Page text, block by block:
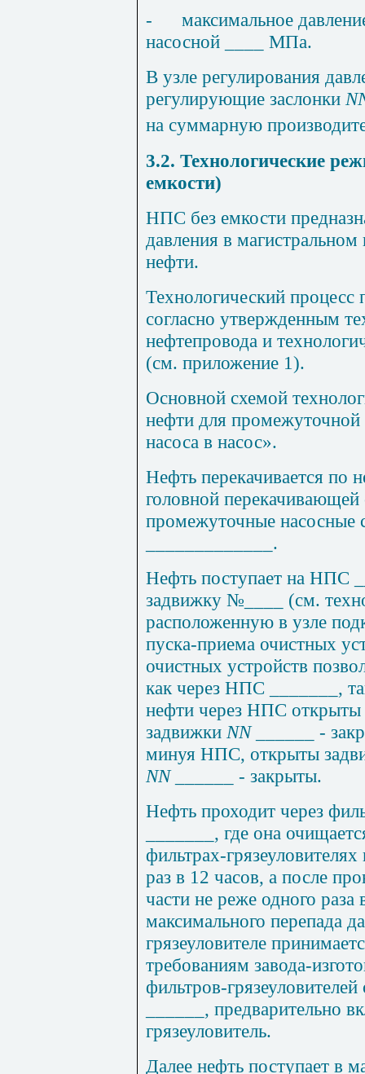
-
максимальное
насосной ____ МПа.
В узле регулирования
регулирующие заслонки
на суммарную
3.2. Технологические
емкости)
НПС без емкости
давления в
нефти.
Технологический процесс
согласно утвержденным
нефтепровода и
(см. приложение 1).
Основной схемой
нефти для промежуточной
насоса в насос».
Нефть перекачивается по
головной
промежуточные насосные
_____________.
Нефть поступает на НПС
задвижку №____ (см.
расположенную в узле
пуска-приема очистных
очистных устройств
как через НПС _______,
нефти через НПС открыты
задвижки NN
______ -
минуя НПС, открыты
NN
______ - закрыты.
Нефть проходит через
_______, где она
фильтрах-
раз в 12 часов, а после
части не реже одного раза
максимального перепада
грязеуловителе
требованиям завода-
фильтров-
______, предварительно
грязеуловитель.
Далее нефть поступает в